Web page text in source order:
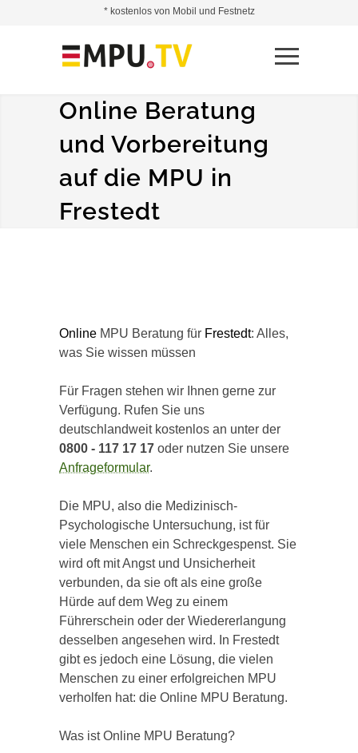
Online Beratung
und Vorbereitung
auf die MPU in
Frestedt
Online MPU Beratung für Frestedt: Alles,
was Sie wissen müssen
Für Fragen stehen wir Ihnen gerne zur
Verfügung. Rufen Sie uns
deutschlandweit kostenlos an unter der
0800 - 117 17 17 oder nutzen Sie unsere
Anfrageformular.
Die MPU, also die Medizinisch-
Psychologische Untersuchung, ist für
viele Menschen ein Schreckgespenst. Sie
wird oft mit Angst und Unsicherheit
verbunden, da sie oft als eine große
Hürde auf dem Weg zu einem
Führerschein oder der Wiedererlangung
desselben angesehen wird. In Frestedt
gibt es jedoch eine Lösung, die vielen
Menschen zu einer erfolgreichen MPU
verholfen hat: die Online MPU Beratung.
Was ist Online MPU Beratung?
* kostenlos von Mobil und Festnetz